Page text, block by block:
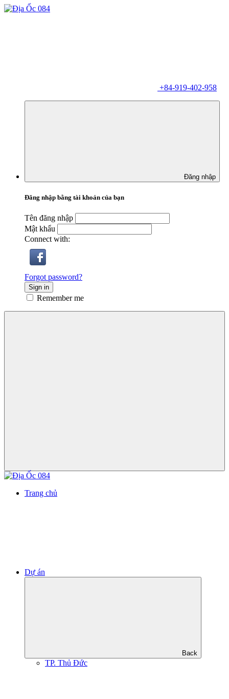
+84-919-402-958
Đăng nhập
Đăng nhập bằng tài khoản của bạn
Tên đăng nhập
Mật khẩu
Connect with:
Forgot password?
Sign in
Remember me
Trang chủ
Dự án
Back
TP. Thủ Đức